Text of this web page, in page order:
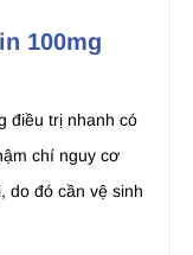
100mg
điều trị nhanh có
chí nguy cơ
do đó cần vệ sinh